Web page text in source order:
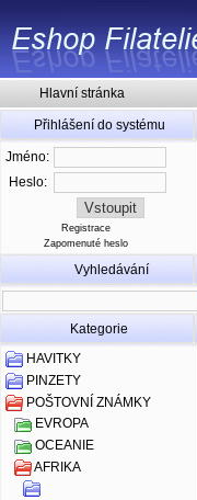
Hlavní stránka
Přihlášení do systému
Jméno:
Heslo:
Registrace
Zapomenuté heslo
Vyhledávání
Kategorie
HAVITKY
PINZETY
POŠTOVNÍ ZNÁMKY
EVROPA
OCEANIE
AFRIKA